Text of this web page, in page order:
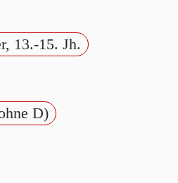
13.-15. Jh.
D)